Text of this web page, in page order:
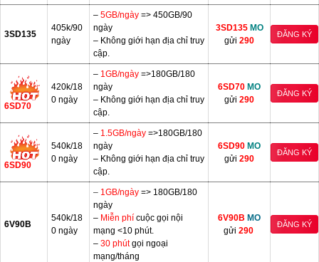
3SD135
405k/90
ngày
– 5GB/ngày => 450GB/90
ngày
– Không giới hạn địa chỉ truy
cập.
3SD135 MO
gửi 290
ĐĂNG KÝ
6SD70
420k/18
0 ngày
– 1GB/ngày =>180GB/180
ngày
– Không giới hạn địa chỉ truy
cập.
6SD70 MO
gửi 290
ĐĂNG KÝ
6SD90
540k/18
0 ngày
– 1.5GB/ngày =>180GB/180
ngày
– Không giới hạn địa chỉ truy
cập.
6SD90 MO
gửi 290
ĐĂNG KÝ
6V90B
540k/18
0 ngày
– 1GB/ngày => 180GB/180
ngày
– Miễn phí cuộc gọi nội
mạng <10 phút.
– 30 phútgọi ngoại
mạng/tháng
6V90B MO
gửi 290
ĐĂNG KÝ